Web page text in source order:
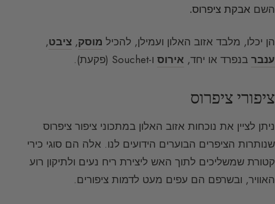
השם אבקת ציפרוס.
הן יכלו, מלבד אזוב האלון ועמילן, להכיל מוסק, ציבט,
ענבר בנפרד או יחד, אירוס ו-Souchet (פקעת).
ציפורי ציפרוס
ניתן לציין את נוכחות אזוב האלון במתכוני ציפור ציפרוס
שנותרות הציפרים הבוערים הידועים לנו. אלה הם סוגי כירי
קטורת שמשליכים לתוך האש ליצירת ריח נעים ולתיקון רוע
האוויר, ובשרפם הם עפים מעט לדמות ציפורים.